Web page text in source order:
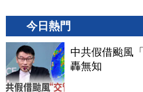
今日熱門
中共假借颱風
轟無知